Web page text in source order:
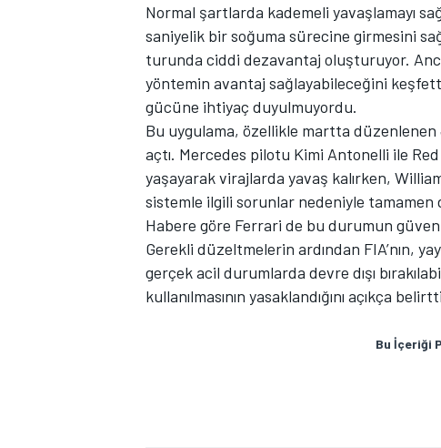
Normal şartlarda kademeli yavaşlamayı
saniyelik bir soğuma sürecine girmesini
turunda ciddi dezavantaj oluşturuyor.
yöntemin avantaj sağlayabileceğini
gücüne ihtiyaç duyulmuyordu.
Bu uygulama, özellikle martta düzenlenen
açtı. Mercedes pilotu Kimi Antonelli ile
yaşayarak virajlarda yavaş kalırken,
sistemle ilgili sorunlar nedeniyle tamamen
Habere göre Ferrari de bu durumun
Gerekli düzeltmelerin ardından FIA’nın,
gerçek acil durumlarda devre dışı
kullanılmasının yasaklandığını açıkça
Bu İçeriği